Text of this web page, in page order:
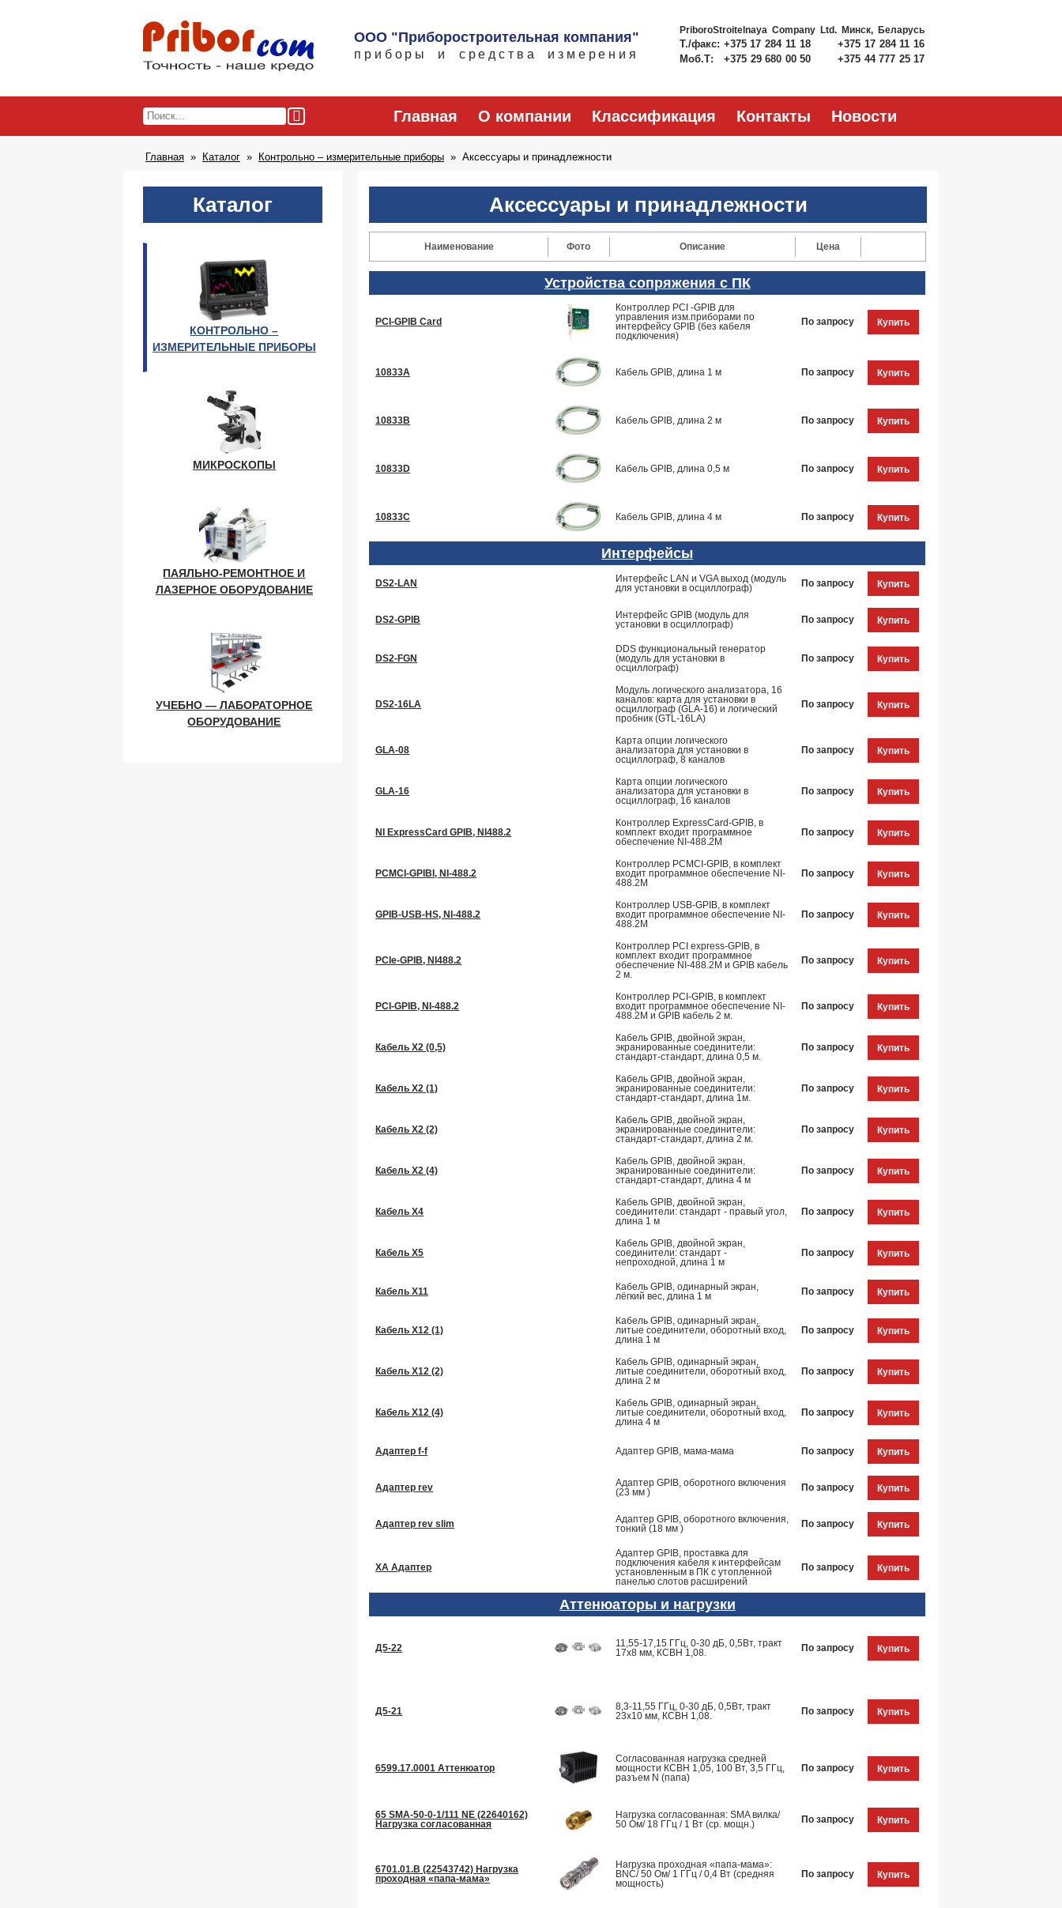
ООО "Приборостроительная компания"
приборы и средства измерения
PriboroStroitelnaya Company Ltd. Минск, Беларусь
Т./факс: +375 17 284 11 18
+375 17 284 11 16
Моб.Т:
+375 29 680 00 50 +375 44 777 25 17
Главная О компании Классификация Контакты Новости
Главная Каталог Контрольно – измерительные приборы Аксессуары и принадлежности
Каталог
КОНТРОЛЬНО –
ИЗМЕРИТЕЛЬНЫЕ ПРИБОРЫ
МИКРОСКОПЫ
ПАЯЛЬНО-РЕМОНТНОЕ И
ЛАЗЕРНОЕ ОБОРУДОВАНИЕ
УЧЕБНО — ЛАБОРАТОРНОЕ
ОБОРУДОВАНИЕ
Аксессуары и принадлежности
Наименование Фото Описание Цена
Устройства сопряжения с ПК
PCI-GPIB Card
Контроллер PCI -GPIB для
управления изм.приборами по
интерфейсу GPIB (без кабеля
подключения)
По запросу Купить
10833A Кабель GPIB, длина 1 м По запросу Купить
10833B Кабель GPIB, длина 2 м По запросу Купить
10833D Кабель GPIB, длина 0,5 м По запросу Купить
10833C Кабель GPIB, длина 4 м По запросу Купить
Интерфейсы
DS2-LAN
Интерфейс LAN и VGA выход (модуль
для установки в осциллограф)
По запросу Купить
DS2-GPIB
Интерфейс GPIB (модуль для
установки в осциллограф)
По запросу Купить
DS2-FGN
DDS функциональный генератор
(модуль для установки в
осциллограф)
По запросу Купить
DS2-16LA
Модуль логического анализатора, 16
каналов: карта для установки в
осциллограф (GLA-16) и логический
пробник (GTL-16LA)
По запросу Купить
GLA-08
Карта опции логического
анализатора для установки в
осциллограф, 8 каналов
По запросу Купить
GLA-16
Карта опции логического
анализатора для установки в
осциллограф, 16 каналов
По запросу Купить
NI ExpressCard GPIB, NI488.2
Контроллер ExpressCard-GPIB, в
комплект входит программное
обеспечение NI-488.2M
По запросу Купить
PCMCI-GPIBI, NI-488.2
Контроллер PCMCI-GPIB, в комплект
входит программное обеспечение NI-
488.2M
По запросу Купить
GPIB-USB-HS, NI-488.2
Контроллер USB-GPIB, в комплект
входит программное обеспечение NI-
488.2M
По запросу Купить
PCIe-GPIB, NI488.2
Контроллер PCI express-GPIB, в
комплект входит программное
обеспечение NI-488.2M и GPIB кабель
2 м.
По запросу Купить
PCI-GPIB, NI-488.2
Контроллер PCI-GPIB, в комплект
входит программное обеспечение NI-
488.2M и GPIB кабель 2 м.
По запросу Купить
Кабель Х2 (0,5)
Кабель GPIB, двойной экран,
экранированные соединители:
стандарт-стандарт, длина 0,5 м.
По запросу Купить
Кабель Х2 (1)
Кабель GPIB, двойной экран,
экранированные соединители:
стандарт-стандарт, длина 1м.
По запросу Купить
Кабель Х2 (2)
Кабель GPIB, двойной экран,
экранированные соединители:
стандарт-стандарт, длина 2 м.
По запросу Купить
Кабель Х2 (4)
Кабель GPIB, двойной экран,
экранированные соединители:
стандарт-стандарт, длина 4 м
По запросу Купить
Кабель Х4
Кабель GPIB, двойной экран,
соединители: стандарт - правый угол,
длина 1 м
По запросу Купить
Кабель Х5
Кабель GPIB, двойной экран,
соединители: стандарт -
непроходной, длина 1 м
По запросу Купить
Кабель Х11
Кабель GPIB, одинарный экран,
лёгкий вес, длина 1 м
По запросу Купить
Кабель Х12 (1)
Кабель GPIB, одинарный экран,
литые соединители, оборотный вход,
длина 1 м
По запросу Купить
Кабель Х12 (2)
Кабель GPIB, одинарный экран,
литые соединители, оборотный вход,
длина 2 м
По запросу Купить
Кабель Х12 (4)
Кабель GPIB, одинарный экран,
литые соединители, оборотный вход,
длина 4 м
По запросу Купить
Адаптер f-f Адаптер GPIB, мама-мама По запросу Купить
Адаптер rev
Адаптер GPIB, оборотного включения
(23 мм )
По запросу Купить
Адаптер rev slim
Адаптер GPIB, оборотного включения,
тонкий (18 мм )
По запросу Купить
ХА Адаптер
Адаптер GPIB, проставка для
подключения кабеля к интерфейсам
установленным в ПК с утопленной
панелью слотов расширений
По запросу Купить
Аттенюаторы и нагрузки
Д5-22
11,55-17,15 ГГц, 0-30 дБ, 0,5Вт, тракт
17х8 мм, КСВН 1,08.
По запросу Купить
Д5-21
8,3-11,55 ГГц, 0-30 дБ, 0,5Вт, тракт
23х10 мм, КСВН 1,08.
По запросу Купить
6599.17.0001 Аттенюатор
Согласованная нагрузка средней
мощности КСВН 1,05, 100 Вт, 3,5 ГГц,
разъем N (папа)
По запросу Купить
65 SMA-50-0-1/111 NE (22640162)
Нагрузка согласованная
Нагрузка согласованная: SMA вилка/
50 Ом/ 18 ГГц / 1 Вт (ср. мощн.)
По запросу Купить
6701.01.В (22543742) Нагрузка
проходная «папа-мама»
Нагрузка проходная «папа-мама»:
BNC/ 50 Ом/ 1 ГГц / 0,4 Вт (средняя
мощность)
По запросу Купить